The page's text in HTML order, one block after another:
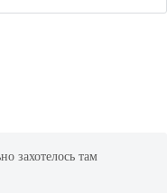
захотелось там